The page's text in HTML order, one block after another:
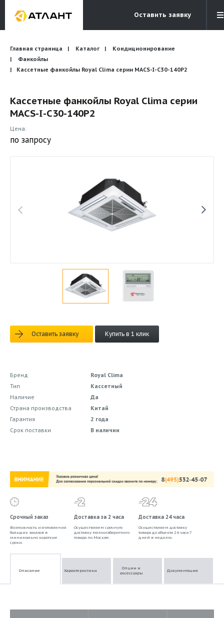
Оставить заявку
Электронная почта
info@atlantcompany.ru
Бесплатный звонок
Бренды
Бланки запросов
Главная страница Каталог
Кондиционирование
Фанкойлы
Кассетные фанкойлы Royal Clima серии MACS-I-C30-140P2
Кассетные фанкойлы Royal Clima серии
MACS-I-C30-140P2
Цена:
по запросу
Оставить заявку Купить в 1 клик
Бренд
Royal Clima
Тип
Кассетный
Наличие
Да
Страна производства
Китай
Гарантия
2 года
Срок поставки
В наличии
Срочный заказ
Возможность изготовления
больших заказов в
минимально короткие
сроки.
Доставка за 2 часа
Осуществляем срочную
доставку мелкогабаритного
товара по Москве.
Доставка 24 часа
Осуществляем доставку
товара до объекта 24 часа 7
дней в неделю.
Описание Характеристики
Опции и
аксессуары
Документация